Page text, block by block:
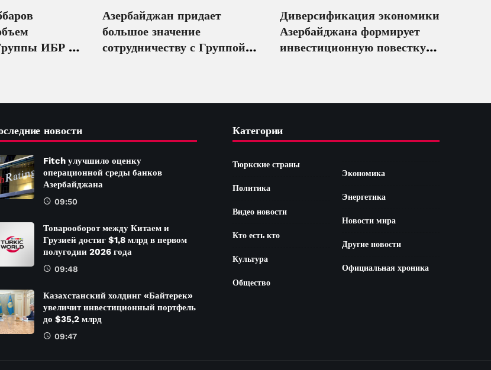
ИБР в
Азербайджан придает
большое значение
сотрудничеству с Группой
Диверсификация экономики
Азербайджана формирует
инвестиционную повестку -
новости
Fitch улучшило оценку
операционной среды банков
Азербайджана
09:50
Товарооборот между Китаем и
Грузией достиг $1,8 млрд в первом
полугодии 2026 года
09:48
Казахстанский холдинг «Байтерек»
увеличит инвестиционный портфель
до $35,2 млрд
09:47
Категории
Тюркские страны
Политика
Видео новости
Кто есть кто
Культура
Общество
Экономика
Энергетика
Новости мира
Другие новости
Официальная хроника